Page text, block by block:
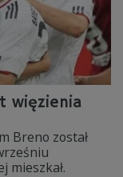
więzienia
Breno został
mieszkał.